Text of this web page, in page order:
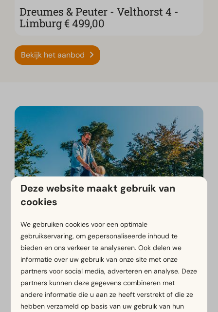
Dreumes & Peuter - Velthorst 4 -
Limburg € 499,00
Bekijk het aanbod
Dreumes & Peuter - Pavilion 6-
Zilverstrand € 499,00
Bekijk het aanbod
Het programma in december bij
Deze website maakt gebruik van
cookies
We gebruiken cookies voor een optimale
gebruikservaring, om gepersonaliseerde inhoud te
bieden en ons verkeer te analyseren. Ook delen we
informatie over uw gebruik van onze site met onze
partners voor social media, adverteren en analyse. Deze
partners kunnen deze gegevens combineren met
andere informatie die u aan ze heeft verstrekt of die ze
hebben verzameld op basis van uw gebruik van hun